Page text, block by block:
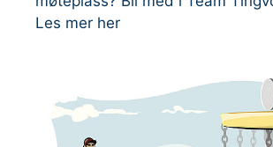
Les mer her